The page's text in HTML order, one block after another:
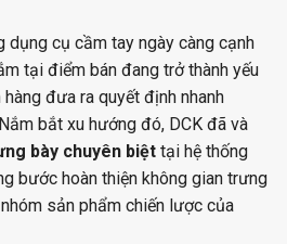
dụng cụ cầm tay ngày càng cạnh
tại điểm bán đang trở thành yếu
đưa ra quyết định nhanh
bắt xu hướng đó, DCK đã và
bày chuyên biệt tại hệ thống
bước hoàn thiện không gian trưng
sản phẩm chiến lược của